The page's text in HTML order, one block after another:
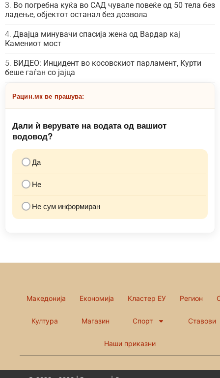
Во погребна куќа во САД чувале повеќе од 50 тела без
ладење, објектот останал без дозвола
Двајца минувачи спасија жена од Вардар кај
Камениот мост
ВИДЕО: Инцидент во косовскиот парламент, Курти
беше гаѓан со јајца
Рацин.мк ве прашува:
Дали ѝ верувате на водата од вашиот
водовод?
Да
Не
Не сум информиран
Македонија Економија Кластер ЕУ Регион
Култура Магазин Спорт Ставови
Наши приказни